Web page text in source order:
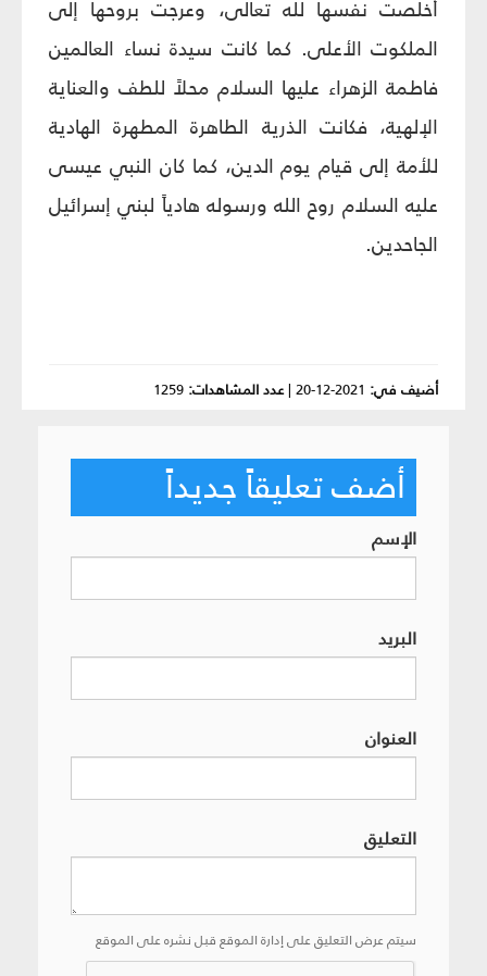
أخلصت نفسها لله تعالى، وعرجت بروحها إلى
الملكوت الأعلى. كما كانت سيدة نساء العالمين
فاطمة الزهراء عليها السلام محلاً للطف والعناية
الإلهية، فكانت الذرية الطاهرة المطهرة الهادية
للأمة إلى قيام يوم الدين، كما كان النبي عيسى
عليه السلام روح الله ورسوله هادياً لبني إسرائيل
الجاحدين.
أضيف في: 2021-12-20
|عدد المشاهدات: 1259
أضف تعليقاً جديداً
الإسم
البريد
العنوان
التعليق
سيتم عرض التعليق على إدارة الموقع قبل نشره على الموقع